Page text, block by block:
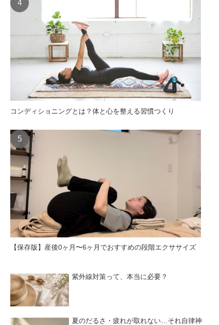
コンディショニングとは？体と心を整える習慣つくり
【保存版】産後0ヶ月〜6ヶ月でおすすめの段階エクササイズ
紫外線対策って、本当に必要？
夏のだるさ・疲れが取れない…それ自律神